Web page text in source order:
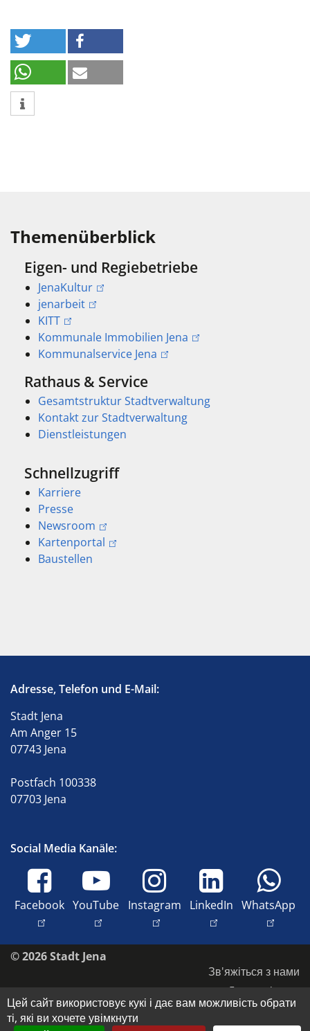
Themenüberblick
Eigen- und Regiebetriebe
JenaKultur
jenarbeit
KITT
Kommunale Immobilien Jena
Kommunalservice Jena
Rathaus & Service
Gesamtstruktur Stadtverwaltung
Kontakt zur Stadtverwaltung
Dienstleistungen
Schnellzugriff
Karriere
Presse
Newsroom
Kartenportal
Baustellen
Adresse, Telefon und E-Mail:
Stadt Jena
Am Anger 15
07743 Jena
Postfach 100338
07703 Jena
Social Media Kanäle:
Facebook YouTube Instagram LinkedIn WhatsApp
© 2026 Stadt Jena
Зв'яжіться з нами
Доступність
Політика конфіденційності
Цей сайт використовує кукі і дає вам можливість обрати
ті, які ви хочете увімкнути